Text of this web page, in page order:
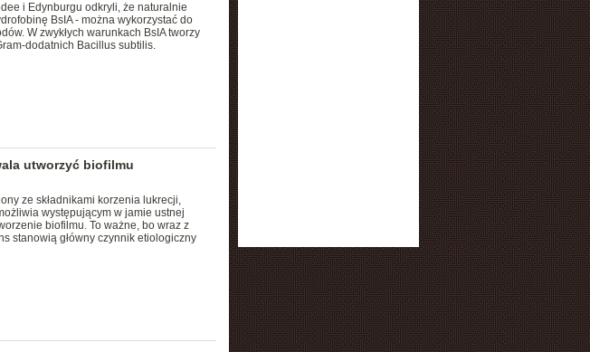
i Edynburgu odkryli, że naturalnie
BsIA - można wykorzystać do
W zwykłych warunkach BsIA tworzy
dodatnich Bacillus subtilis.
utworzyć biofilmu
ze składnikami korzenia lukrecji,
występującym w jamie ustnej
biofilmu. To ważne, bo wraz z
stanowią główny czynnik etiologiczny